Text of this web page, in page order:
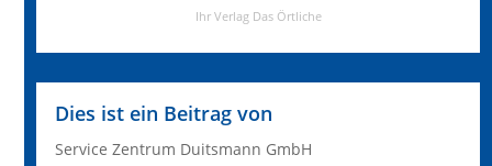
Dies ist ein Beitrag von
Service Zentrum Duitsmann GmbH